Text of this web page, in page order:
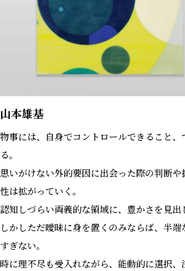
山本雄基
物事には、自身でコントロールできること、
る。
思いがけない外的要因に出会った際の判断や
性は拡がっていく。
認知しづらい両義的な領域に、豊かさを見出
しかしただ曖昧に身を置くのみならば、半
すぎない。
時に理不尽も受入れながら、能動的に選択、